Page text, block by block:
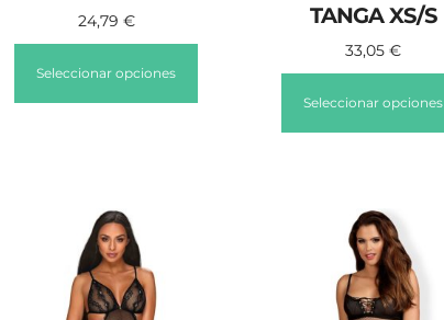
24,79 €
Seleccionar opciones
TANGA XS/S
33,05€
Seleccionar opciones